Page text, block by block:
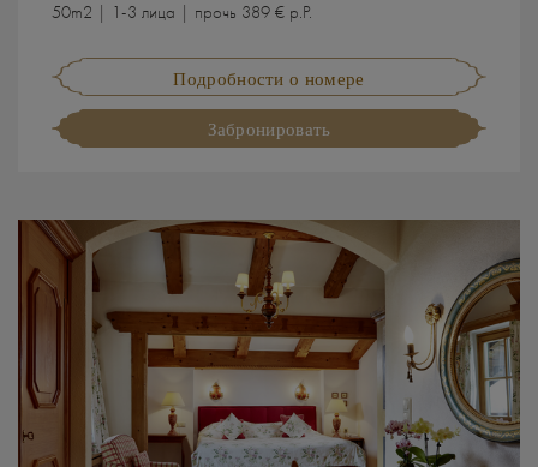
50m2 | 1-3 лица | прочь 389 € p.P.
Подробности о номере
Забронировать